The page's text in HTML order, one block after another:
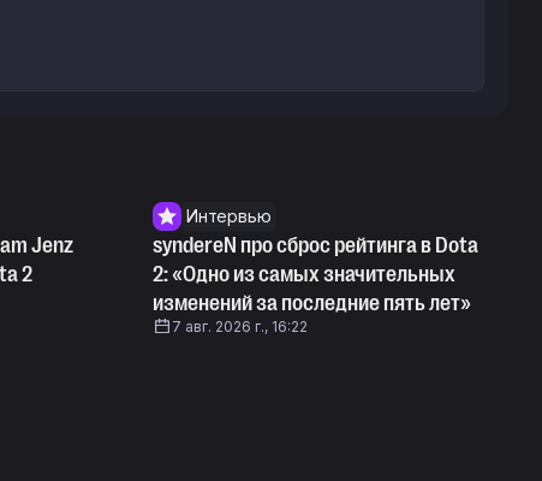
Jenz
2
Интервью
syndereN про сброс рейтинга в Dota
2: «Одно из самых значительных
изменений за последние пять лет»
7 авг. 2026 г., 16:22